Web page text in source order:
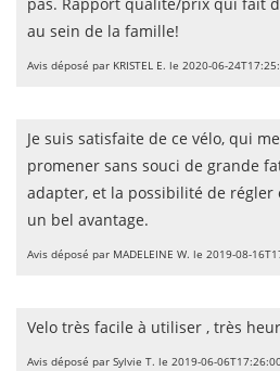
pas. Rapport qualité/prix qui fait
au sein de la famille!
Avis déposé par KRISTEL E. le 2020-06-
Je suis satisfaite de ce vélo, qui
promener sans souci de grande
adapter, et la possibilité de régler
un bel avantage.
Avis déposé par MADELEINE W. le 2019-08-
Velo très facile à utiliser , très
Avis déposé par Sylvie T. le 2019-06-